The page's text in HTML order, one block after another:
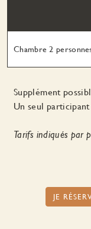
Chambre 2
Supplément
Un seul
Tarifs indiqués par
JE